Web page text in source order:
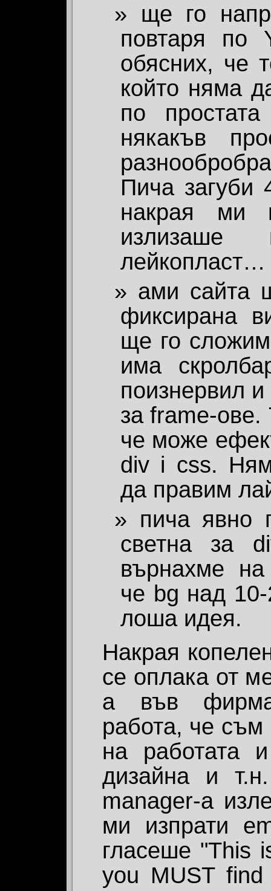
ще го
повтаря по
обясних, че
който няма
по
някакъв
Пича
накрая ми
лейкопласт…
ами сайта
фиксирана
ще го
има
поизнервил
за frame-ове.
че може
div i css.
да правим
пича явно
светна за
върнахме на
че bg над
лоша идея.
Накрая
се оплака от
a във
работа, че
на работата
дизайна и
manager-a
ми изпрати
гласеше "This
you MUST